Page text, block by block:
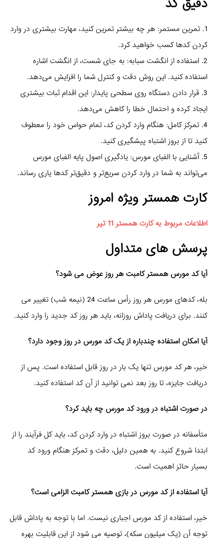
دقیق کد
1. تمرین مستمر: هر چه بیشتر تمرین کنید، مهارت بیشتری در وارد
کردن کدها کسب خواهید کرد.
2. استفاده از انگشت سبابه: به جای شست، از انگشت اشاره
استفاده کنید. این روش دقت و کنترل شما را افزایش می‌دهد.
3. قرار دادن دستگاه روی سطحی پایدار: این اقدام ثبات بیشتری
ایجاد کرده و احتمال خطا را کاهش می‌دهد.
4. تمرکز کامل: هنگام وارد کردن کد، تمام حواس خود را معطوف
کنید تا از بروز اشتباه پیشگیری کنید.
5. آشنایی با الفبای مورس: یادگیری اصول پایه الفبای مورس
می‌تواند به شما در وارد کردن سریع‌تر و دقیق‌تر کدها یاری رساند.
کارت همستر ویژه امروز
اطلاعات مربوط به کارت همستر 11 تیر
پرسش‌ های متداول
آیا کد مورس همستر کامبت هر روز عوض می‌ شود؟
بله، کدهای مورس هر روز رأس ساعت 24 (نیمه شب) تغییر می‌
کنند. برای دریافت پاداش روزانه، باید هر روز کد جدید را وارد کنید.
آیا امکان استفاده چندباره از یک کد مورس در روز وجود دارد؟
خیر، هر کد مورس تنها یک بار در روز قابل استفاده است. پس از
دریافت جایزه، تا روز بعد نمی‌ توانید از آن کد استفاده کنید.
در صورت اشتباه در ورود کد مورس چه باید کرد؟
متأسفانه در صورت بروز اشتباه در وارد کردن کد، باید کل فرآیند را از
ابتدا شروع کنید. به همین دلیل، دقت و تمرکز هنگام ورود کد
بسیار حائز اهمیت است.
آیا استفاده از کد مورس در بازی همستر کامبت الزامی است؟
خیر، استفاده از کد مورس اجباری نیست. اما با توجه به پاداش قابل
توجه آن (یک میلیون سکه)، توصیه می‌ شود از این قابلیت بهره